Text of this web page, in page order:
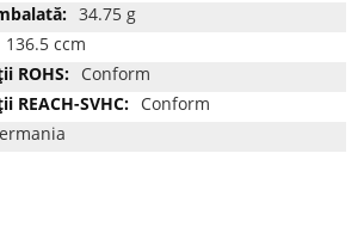
34.75 g
136.5 ccm
Conform
Conform